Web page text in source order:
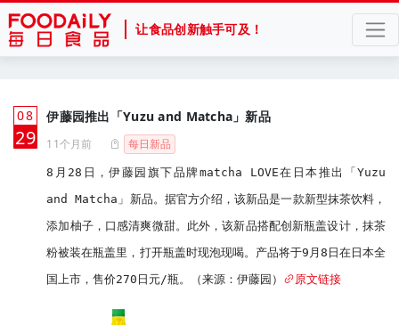
让食品创新触手可及！
08
月
29
伊藤园推出「Yuzu and Matcha」新品
11个月前 每日新品
8月28日，伊藤园旗下品牌matcha LOVE在日本推出「Yuzu
and Matcha」新品。据官方介绍，该新品是一款新型抹茶饮料，
添加柚子，口感清爽微甜。此外，该新品搭配创新瓶盖设计，抹茶
粉被装在瓶盖里，打开瓶盖时现泡现喝。产品将于9月8日在日本全
国上市，售价270日元/瓶。（来源：伊藤园）
原文链接